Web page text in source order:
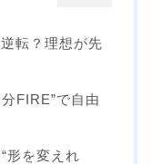
転？理想が先
FIRE”で自由
形を変えれ